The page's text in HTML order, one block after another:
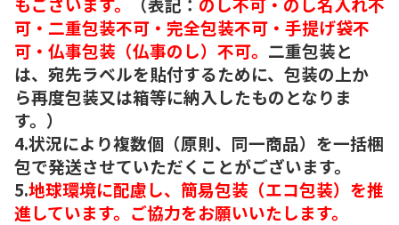
可・二重包装不可・完全包装不可・手提げ袋不
可・仏事包装（仏事のし）不可。 二重包装と
は、宛先ラベルを貼付するために、包装の上か
ら再度包装又は箱等に納入したものとなりま
す。）
4.状況により複数個（原則、同一商品）を一括梱
包で発送させていただくことがございます。
5.地球環境に配慮し、簡易包装（エコ包装）を推
進しています。ご協力をお願いいたします。